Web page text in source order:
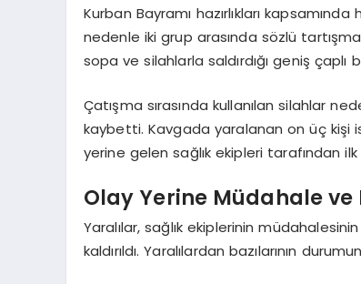
Kurban Bayramı hazırlıkları
nedenle iki grup arasında sözlü
sopa ve silahlarla saldırdığı geniş çaplı
Çatışma sırasında kullanılan silahlar
kaybetti. Kavgada yaralanan on üç kişi
yerine gelen sağlık ekipleri tarafından ilk
Olay Yerine Müdahale ve
Yaralılar, sağlık ekiplerinin
kaldırıldı. Yaralılardan bazılarının